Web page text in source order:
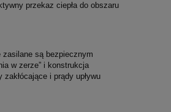
przekaz ciepła do obszaru
są bezpiecznym
w zerze” i konstrukcja
i prądy upływu